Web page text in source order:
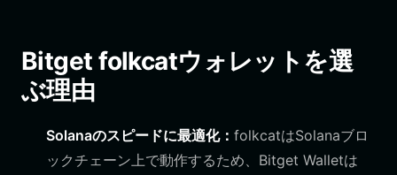
Bitget folkcatウォレットを選
ぶ理由
Solanaのスピードに最適化： folkcatはSolanaブロ
ックチェーン上で動作するため、Bitget Walletは